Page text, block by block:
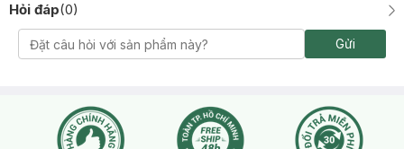
Hỏi đáp(0)
Gửi